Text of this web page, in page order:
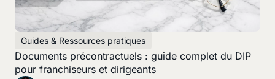
Guides & Ressources pratiques
Documents précontractuels : guide complet du DIP
pour franchiseurs et dirigeants